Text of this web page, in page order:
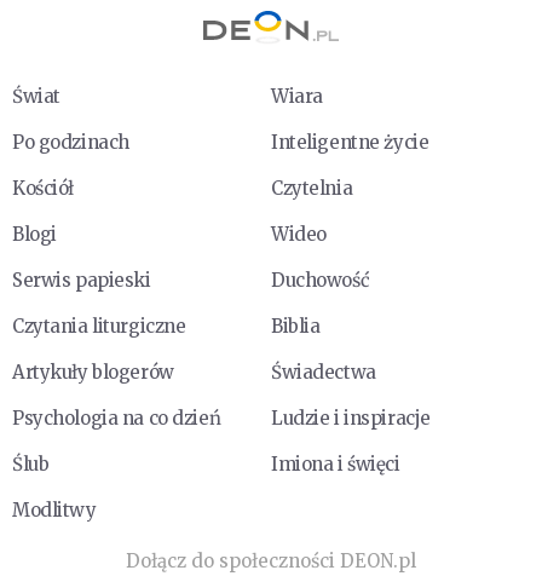
Świat
Wiara
Po godzinach
Inteligentne życie
Kościół
Czytelnia
Blogi
Wideo
Serwis papieski
Duchowość
Czytania liturgiczne
Biblia
Artykuły blogerów
Świadectwa
Psychologia na co dzień
Ludzie i inspiracje
Ślub
Imiona i święci
Modlitwy
Dołącz do społeczności DEON.pl